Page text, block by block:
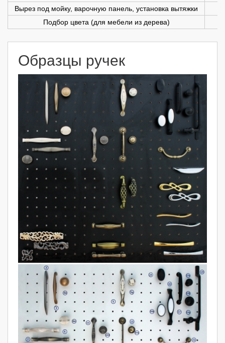
Вырез под мойку, варочную панель, установка вытяжки
Подбор цвета (для мебели из дерева)
Образцы ручек